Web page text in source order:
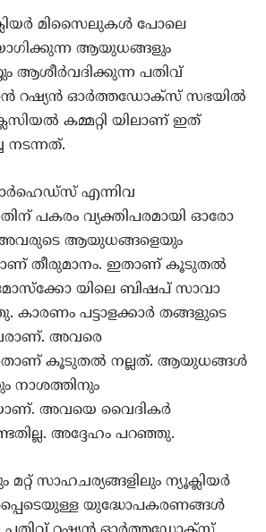
മിസൈലുകള്‍ പോലെ
ആയുധങ്ങളും
ആശീര്‍വദിക്കുന്ന പതിവ്
റഷ്യന്‍ ഓര്‍ത്തഡോക്‌സ് സഭയില്‍
കമ്മറ്റി യിലാണ് ഇത്
നടന്നത്.
എന്നിവ
പകരം വ്യക്തിപരമായി ഓരോ
അവരുടെ ആയുധങ്ങളെയും
തീരുമാനം. ഇതാണ് കൂടുതല്‍
മോസ്‌ക്കോ യിലെ ബിഷപ് സാവാ
പട്ടാളക്കാര്‍ തങ്ങളുടെ
അവരെ
കൂടുതല്‍ നല്ലത്. ആയുധങ്ങള്‍
നാശത്തിനും
അവയെ വൈദികര്‍
അദ്ദേഹം പറഞ്ഞു.
മറ്റ് സാഹചര്യങ്ങളിലും ന്യൂക്ലിയര്‍
യുദ്ധോപകരണങ്ങള്‍